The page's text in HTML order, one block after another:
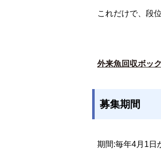
これだけで、段
外来魚回収ボッ
募集期間
期間:毎年4月1日